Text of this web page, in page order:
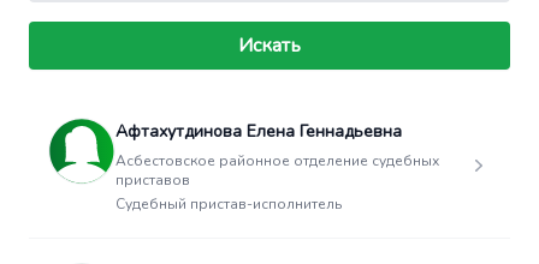
Искать
Афтахутдинова Елена Геннадьевна
Асбестовское районное отделение судебных
приставов
Судебный пристав-исполнитель